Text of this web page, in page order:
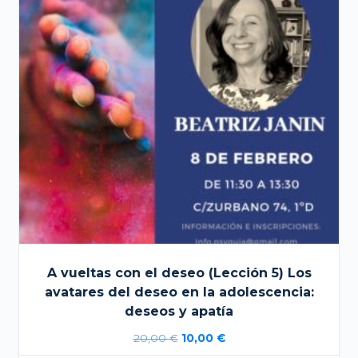
A vueltas con el deseo (Lección 5) Los
avatares del deseo en la adolescencia:
deseos y apatía
20,00€ El
10,00 €El